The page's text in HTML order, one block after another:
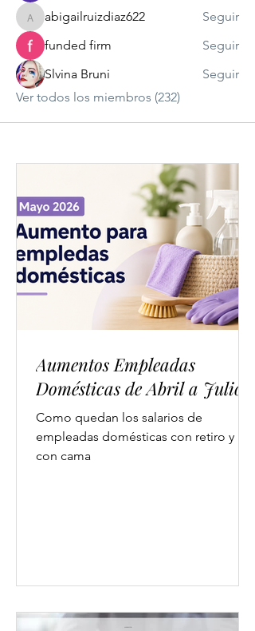
abigailruizdiaz622
abigailruizdiaz622
Seguir
funded firm
Seguir
Slvina Bruni
Seguir
Ver todos los miembros (232)
Aumentos Empleadas
Domésticas de Abril a Julio
Como quedan los salarios de
empleadas domésticas con retiro y
con cama